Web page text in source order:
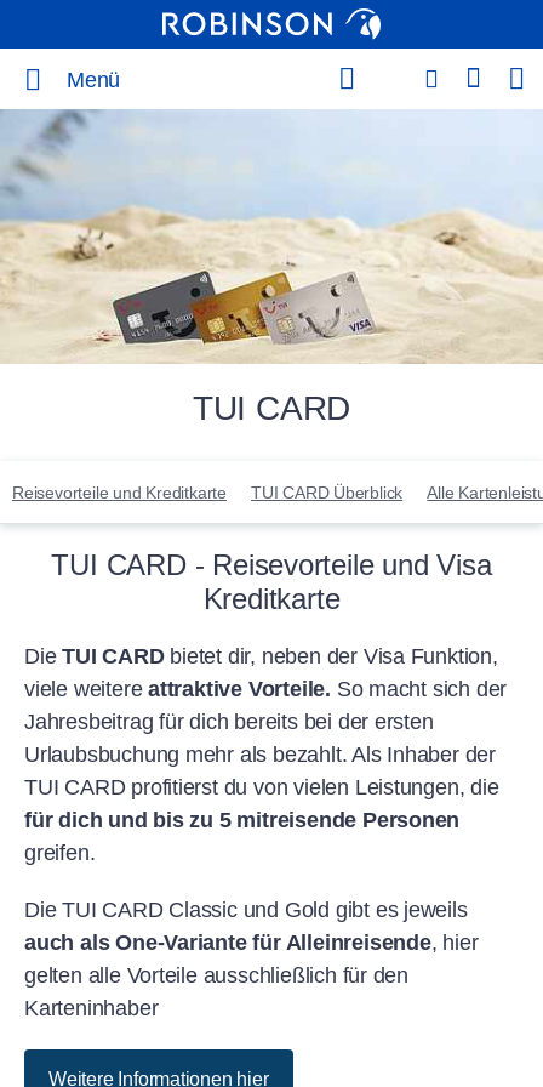
Menü
TUI CARD
Reisevorteile und Kreditkarte TUI CARD Überblick Alle
TUI CARD - Reisevorteile und Visa
Kreditkarte
DieTUI CARDbietet dir, neben der Visa Funktion,
viele weitereattraktive Vorteile. So macht sich der
Jahresbeitrag für dich bereits bei der ersten
Urlaubsbuchung mehr als bezahlt. Als Inhaber der
TUI CARD profitierst du von vielen Leistungen, die
für dich und bis zu 5 mitreisende Personen
greifen.
Die TUI CARD Classic und Gold gibt es jeweils
auch als One-Variante für Alleinreisende, hier
gelten alle Vorteile ausschließlich für den
Karteninhaber
Weitere Informationen hier